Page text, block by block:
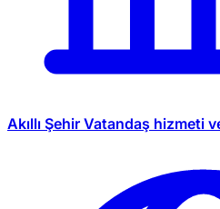
Akıllı Şehir Vatandaş hizmeti